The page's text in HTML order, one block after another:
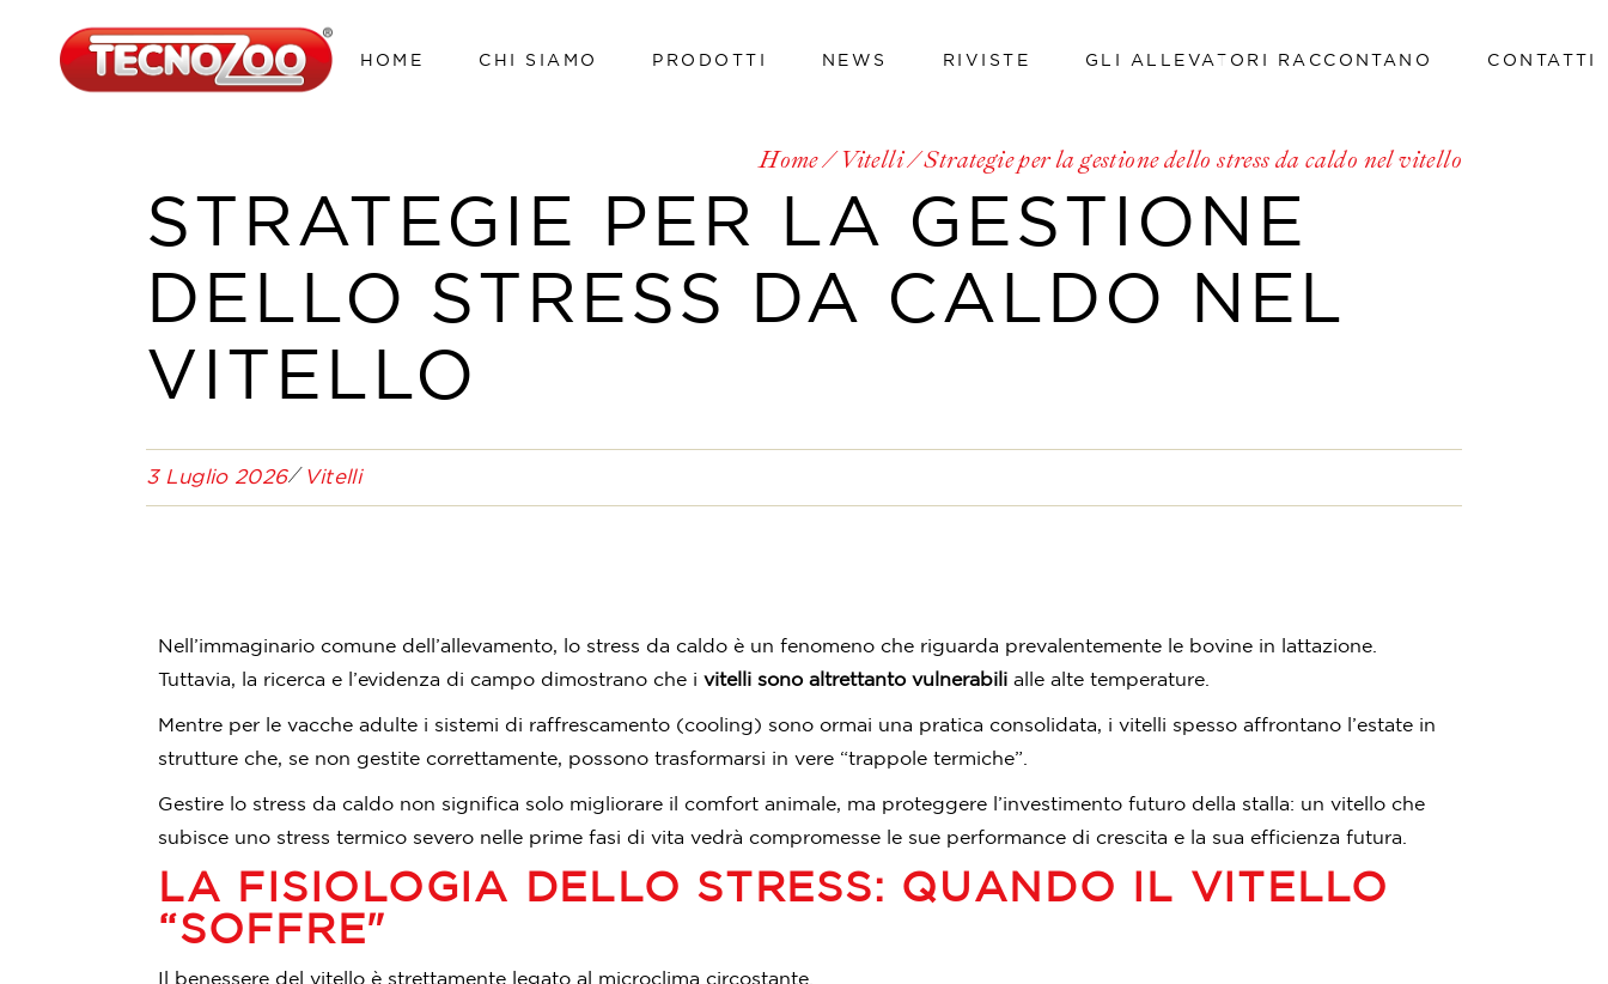
HOME CHI SIAMO PRODOTTI
Vitelli
Bovini da carne
Avicoli
Cavalli
NEWS RIVISTE GLI ALLEVATORI RACCONTANO CONTATTI
Vacche da latte
Bovini da carne
Avicoli
Suini
Ovini e caprini
Lavora con noi
Home Vitelli Strategie per la gestione dello stress da caldo nel vitello
STRATEGIE PER LA GESTIONE
DELLO STRESS DA CALDO NEL
VITELLO
3 Luglio 2026 Vitelli
Nell’immaginario comune dell’allevamento, lo stress da caldo è un fenomeno che riguarda prevalentemente le bovine in lattazione.
Tuttavia, la ricerca e l’evidenza di campo dimostrano che i vitelli sono altrettanto vulnerabili alle alte temperature.
Mentre per le vacche adulte i sistemi di raffrescamento (cooling) sono ormai una pratica consolidata, i vitelli spesso affrontano l’estate in
strutture che, se non gestite correttamente, possono trasformarsi in vere “trappole termiche”.
Gestire lo stress da caldo non significa solo migliorare il comfort animale, ma proteggere l’investimento futuro della stalla: un vitello che
subisce uno stress termico severo nelle prime fasi di vita vedrà compromesse le sue performance di crescita e la sua efficienza futura.
LA FISIOLOGIA DELLO STRESS: QUANDO IL VITELLO
“SOFFRE"
Il benessere del vitello è strettamente legato al microclima circostante.